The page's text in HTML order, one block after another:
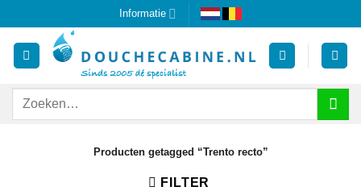
naar
inhoud
Informatie
Zoeken
Producten getagged “Trento recto”
FILTER